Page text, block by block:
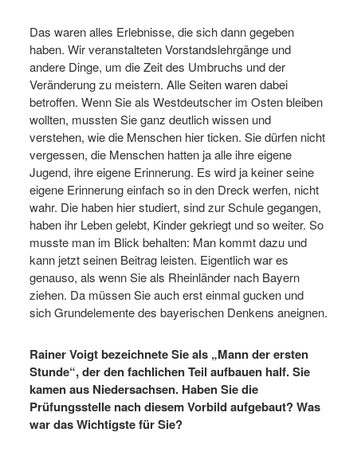
Das waren alles Erlebnisse, die sich dann gegeben
haben. Wir veranstalteten Vorstandslehrgänge und
andere Dinge, um die Zeit des Umbruchs und der
Veränderung zu meistern. Alle Seiten waren dabei
betroffen. Wenn Sie als Westdeutscher im Osten bleiben
wollten, mussten Sie ganz deutlich wissen und
verstehen, wie die Menschen hier ticken. Sie dürfen nicht
vergessen, die Menschen hatten ja alle ihre eigene
Jugend, ihre eigene Erinnerung. Es wird ja keiner seine
eigene Erinnerung einfach so in den Dreck werfen, nicht
wahr. Die haben hier studiert, sind zur Schule gegangen,
haben ihr Leben gelebt, Kinder gekriegt und so weiter. So
musste man im Blick behalten: Man kommt dazu und
kann jetzt seinen Beitrag leisten. Eigentlich war es
genauso, als wenn Sie als Rheinländer nach Bayern
ziehen. Da müssen Sie auch erst einmal gucken und
sich Grundelemente des bayerischen Denkens aneignen.
Rainer Voigt bezeichnete Sie als „Mann der ersten
Stunde“, der den fachlichen Teil aufbauen half. Sie
kamen aus Niedersachsen. Haben Sie die
Prüfungsstelle nach diesem Vorbild aufgebaut? Was
war das Wichtigste für Sie?